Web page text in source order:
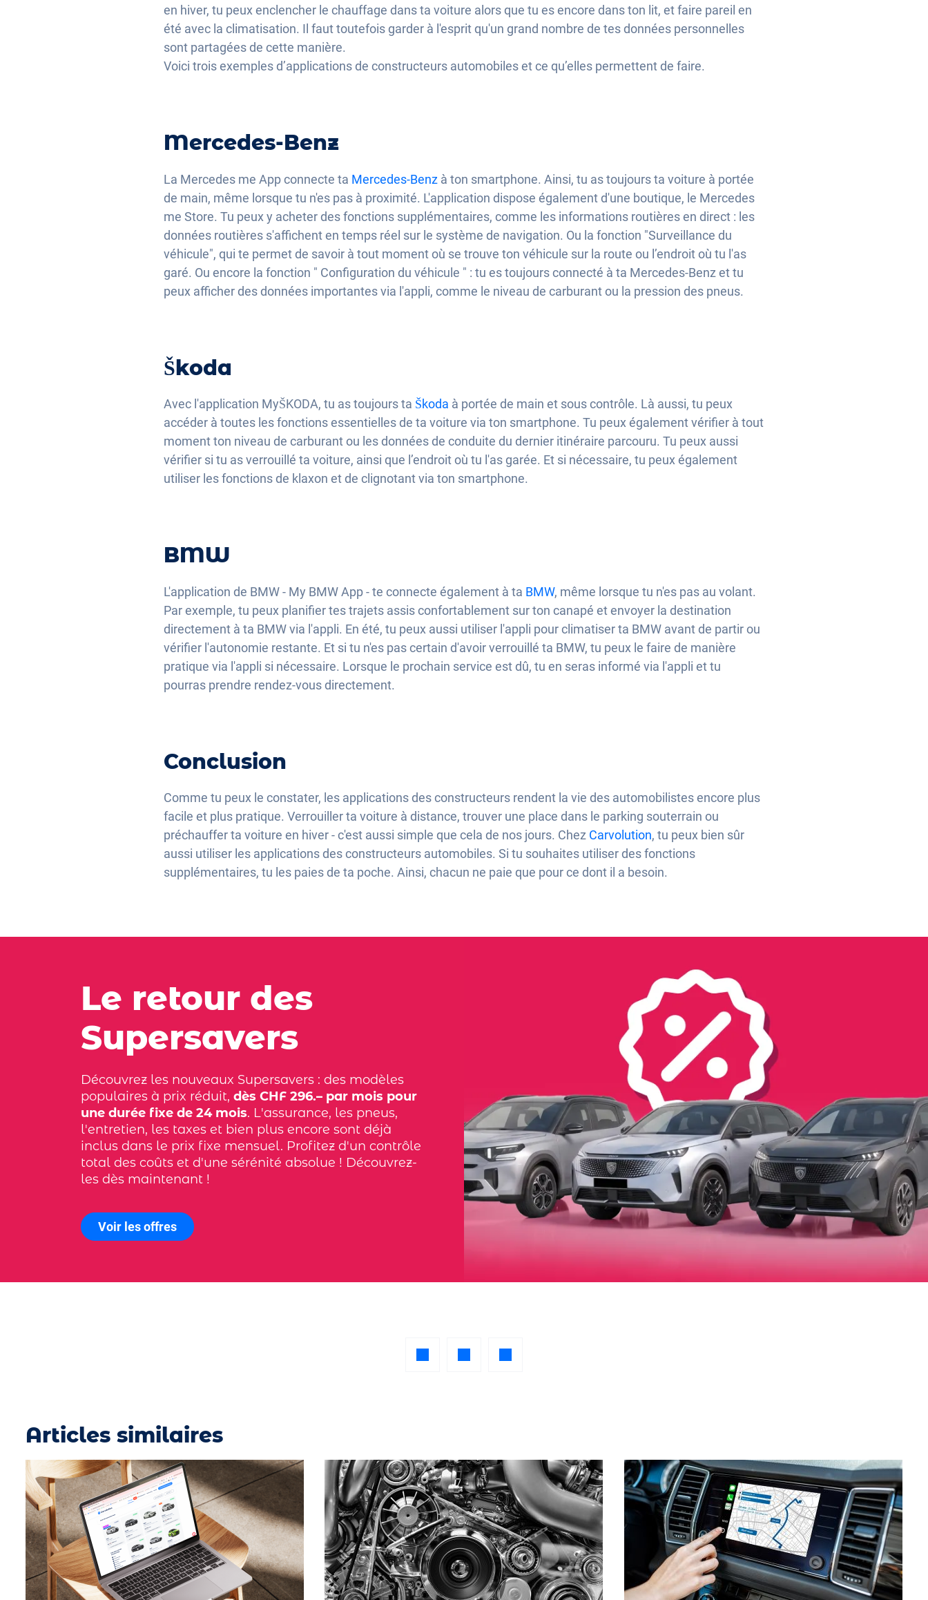
en hiver, tu peux enclencher le chauffage dans ta voiture alors que tu es encore dans ton lit, et faire pareil en
été avec la climatisation. Il faut toutefois garder à l'esprit qu'un grand nombre de tes données personnelles
sont partagées de cette manière.
Voici trois exemples d’applications de constructeurs automobiles et ce qu’elles permettent de faire.
Mercedes-Benz
La Mercedes me App connecte ta Mercedes-Benz à ton smartphone. Ainsi, tu as toujours ta voiture à portée
de main, même lorsque tu n'es pas à proximité. L'application dispose également d'une boutique, le Mercedes
me Store. Tu peux y acheter des fonctions supplémentaires, comme les informations routières en direct : les
données routières s'affichent en temps réel sur le système de navigation. Ou la fonction "Surveillance du
véhicule", qui te permet de savoir à tout moment où se trouve ton véhicule sur la route ou l’endroit où tu l'as
garé. Ou encore la fonction " Configuration du véhicule " : tu es toujours connecté à ta Mercedes-Benz et tu
peux afficher des données importantes via l'appli, comme le niveau de carburant ou la pression des pneus.
Škoda
Avec l'application MyŠKODA, tu as toujours ta Škoda à portée de main et sous contrôle. Là aussi, tu peux
accéder à toutes les fonctions essentielles de ta voiture via ton smartphone. Tu peux également vérifier à tout
moment ton niveau de carburant ou les données de conduite du dernier itinéraire parcouru. Tu peux aussi
vérifier si tu as verrouillé ta voiture, ainsi que l’endroit où tu l'as garée. Et si nécessaire, tu peux également
utiliser les fonctions de klaxon et de clignotant via ton smartphone.
BMW
L'application de BMW - My BMW App - te connecte également à ta BMW, même lorsque tu n'es pas au volant.
Par exemple, tu peux planifier tes trajets assis confortablement sur ton canapé et envoyer la destination
directement à ta BMW via l'appli. En été, tu peux aussi utiliser l'appli pour climatiser ta BMW avant de partir ou
vérifier l'autonomie restante. Et si tu n'es pas certain d'avoir verrouillé ta BMW, tu peux le faire de manière
pratique via l'appli si nécessaire. Lorsque le prochain service est dû, tu en seras informé via l'appli et tu
pourras prendre rendez-vous directement.
Conclusion
Comme tu peux le constater, les applications des constructeurs rendent la vie des automobilistes encore plus
facile et plus pratique. Verrouiller ta voiture à distance, trouver une place dans le parking souterrain ou
préchauffer ta voiture en hiver - c'est aussi simple que cela de nos jours. Chez Carvolution, tu peux bien sûr
aussi utiliser les applications des constructeurs automobiles. Si tu souhaites utiliser des fonctions
supplémentaires, tu les paies de ta poche. Ainsi, chacun ne paie que pour ce dont il a besoin.
Le retour des
Supersavers
Découvrez les nouveaux Supersavers : des modèles
populaires à prix réduit, dès CHF 296.– par mois pour
une durée fixe de 24 mois. L'assurance, les pneus,
l'entretien, les taxes et bien plus encore sont déjà
inclus dans le prix fixe mensuel. Profitez d'un contrôle
total des coûts et d'une sérénité absolue ! Découvrez-
les dès maintenant !
Voir les offres
Articles similaires